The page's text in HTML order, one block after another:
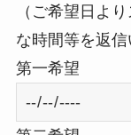
（ご希望日よ
な時間等を返信
第一希望